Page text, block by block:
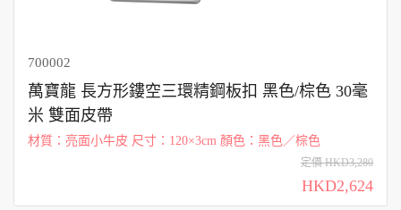
700002
萬寶龍 長方形鏤空三環精鋼板扣 黑色/棕色 30毫
米 雙面皮帶
材質：亮面小牛皮 尺寸：120×3cm 顏色：黑色／棕色
定價 HKD3,280
HKD2,624